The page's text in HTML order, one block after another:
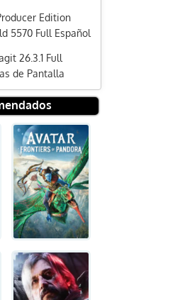
Edition
5570 Full Español
26.3.1 Full
de Pantalla